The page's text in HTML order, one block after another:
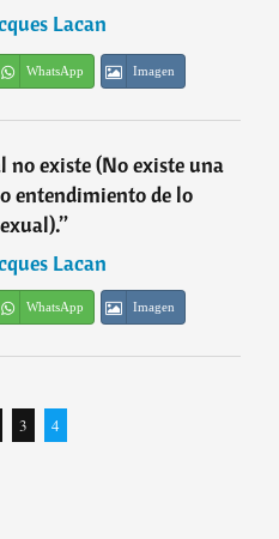
Lacan
WhatsApp Imagen
no existe (No existe una
entendimiento de lo
”
Lacan
WhatsApp Imagen
3 4